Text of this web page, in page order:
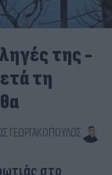
της -
τη
ΓΕΩΡΓΑΚΌΠΟΥΛΟΣ
στο